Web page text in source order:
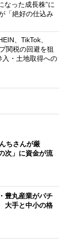
なった成長株”に
「絶好の仕込み
、TikTok、
関税の回避を狙
・土地取得への
ちさんが厳
次」に資金が流
豊丸産業がパチ
大手と中小の格